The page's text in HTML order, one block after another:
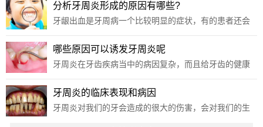
别影响人的心情。而且生活还有不少老年人也容易发生
此病，这对于他们来说是最痛苦的，还严重影响身体健
分析牙周炎形成的原因有哪些?
牙龈出血是牙周病一个比较明显的症状，有的患者还会
病，形成的原因到底是什么了？是不是因为没有按照正
确的刷牙方法去刷牙了？让我来揭晓答案吧！牙周炎形
哪些原因可以诱发牙周炎呢
牙周炎在牙齿疾病当中的病因复杂，而且给牙齿的健康
我们应当清楚的认识牙周炎的知识，必须要将此病的诱
发因素关注起来，来了解一下诱发牙周炎出现的原因会
牙周炎的临床表现和病因
牙周炎对我们的牙会造成的很大的伤害，会对我们的生